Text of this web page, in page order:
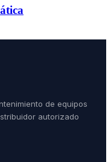
de equipos
autorizado